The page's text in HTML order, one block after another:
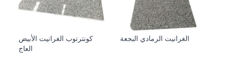
كونترتوب الغرانيت الأبيض
العاج
الغرانيت الرمادي البجعة